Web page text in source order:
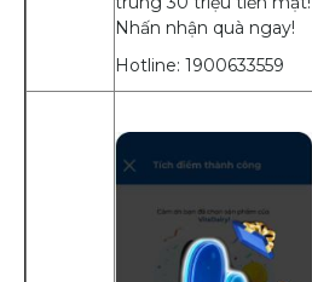
Nhấn nhận quà ngay!
Hotline: 1900633559